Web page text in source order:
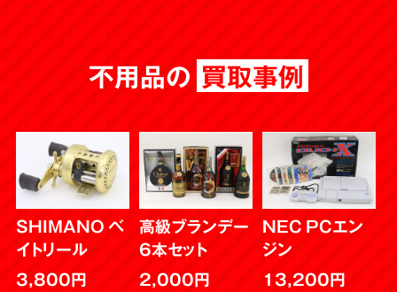
不用品の 買取事例
SHIMANO ベ
イトリール
3,800円
高級ブランデー
6本セット
2,000円
NEC PCエン
ジン
13,200円